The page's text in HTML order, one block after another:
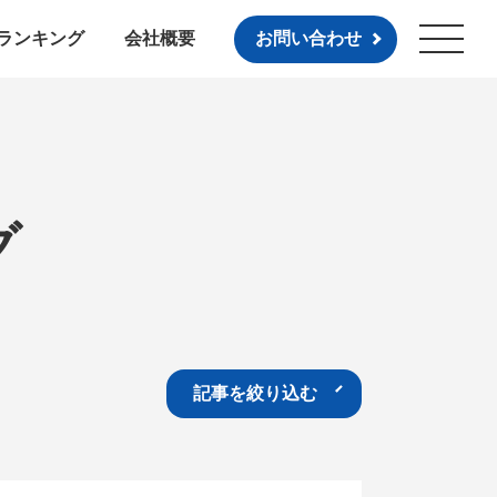
ンキング 会社概要 お問い合わせ
記事を絞り込む